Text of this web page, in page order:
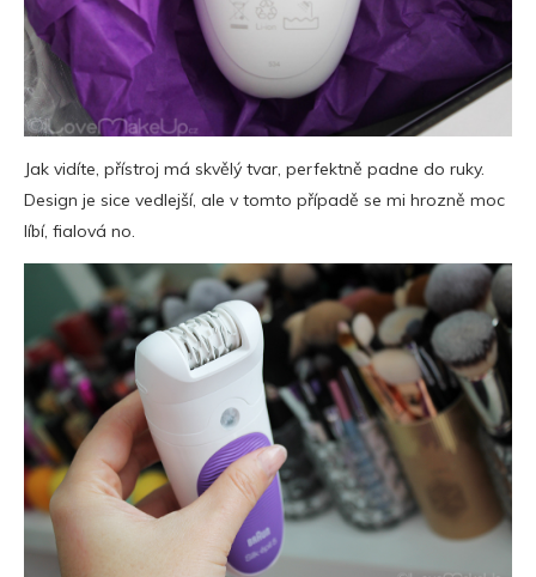
Jak vidíte, přístroj má skvělý tvar, perfektně padne do ruky.
Design je sice vedlejší, ale v tomto případě se mi hrozně moc
líbí, fialová no.